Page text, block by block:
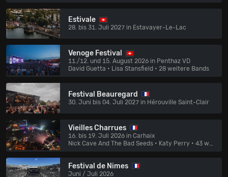
Estivale
28. bis 31. Juli 2027 in Estavayer-Le-Lac
Venoge Festival
11./12. und 15. August 2026 in Penthaz VD
David Guetta • Lisa Stansfield • 28 weitere Bands
Festival Beauregard
30. Juni bis 04. Juli 2027 in Hérouville Saint-Clair
Vieilles Charrues
16. bis 19. Juli 2026 in Carhaix
Nick Cave And The Bad Seeds • Katy Perry • 43 weitere Bands
Festival de Nimes
Juni / Juli 2026